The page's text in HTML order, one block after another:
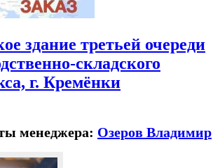
здание третьей очереди
складского
г. Кремёнки
менеджера: Озеров Владимир